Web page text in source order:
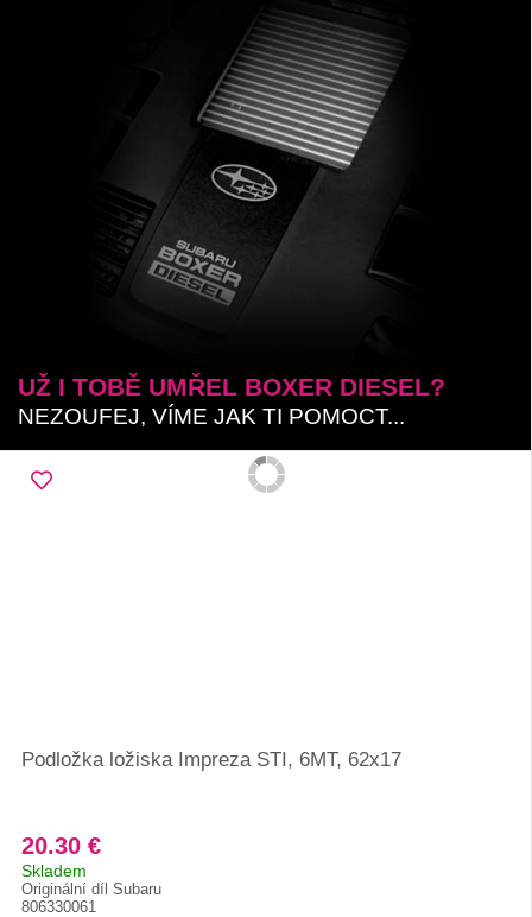
UŽ I TOBĚ UMŘEL BOXER DIESEL?
NEZOUFEJ, VÍME JAK TI POMOCT...
Podložka ložiska Impreza STI, 6MT, 62x17
20.30 €
Skladem
Originální díl Subaru
806330061